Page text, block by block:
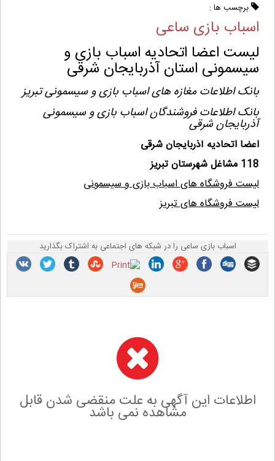
برچسب ها :
اسباب بازی ساعی
لیست اعضا اتحادیه اسباب بازی و
سیسمونی استان آذربایجان شرقی
بانک اطلاعات مغازه های اسباب بازی و سیسمونی تبریز
بانک اطلاعات فروشندگان اسباب بازی و سیسمونی
آذربایجان شرقی
اعضا اتحادیه آذربایجان شرقی
118 مشاغل شهرستان تبریز
لیست فروشگاه های اسباب بازی و سیسمونی
لیست فروشگاه های تبریز
اسباب بازی ساعی را در شبکه های اجتماعی به اشتراک بگذارید
اطلاعات این آگهی به علت منقضی شدن قابل
مشاهده نمی باشد